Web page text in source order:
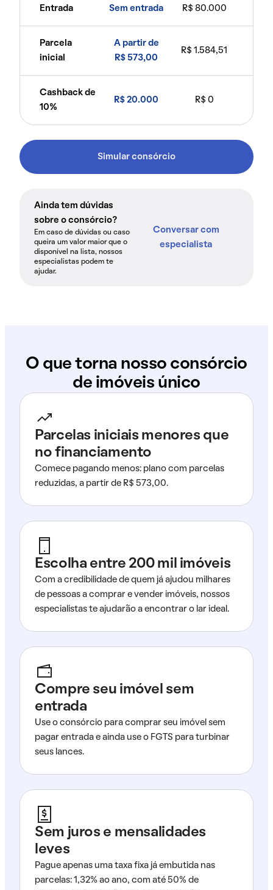
Entrada Sem entrada R$ 80.000
Parcela
inicial
A partir de
R$ 573,00
R$ 1.584,51
Cashback de
10%
R$ 20.000 R$ 0
Simular consórcio
Ainda tem dúvidas
sobre o consórcio?
Em caso de dúvidas ou caso
queira um valor maior que o
disponível na lista, nossos
especialistas podem te
ajudar.
Conversar com
especialista
O que torna nosso consórcio
de imóveis único
Parcelas iniciais menores que
no financiamento
Comece pagando menos: plano com parcelas
reduzidas, a partir de R$ 573,00.
Escolha entre 200 mil imóveis
Com a credibilidade de quem já ajudou milhares
de pessoas a comprar e vender imóveis, nossos
especialistas te ajudarão a encontrar o lar ideal.
Compre seu imóvel sem
entrada
Use o consórcio para comprar seu imóvel sem
pagar entrada e ainda use o FGTS para turbinar
seus lances.
Sem juros e mensalidades
leves
Pague apenas uma taxa fixa já embutida nas
parcelas: 1,32% ao ano, com até 50% de